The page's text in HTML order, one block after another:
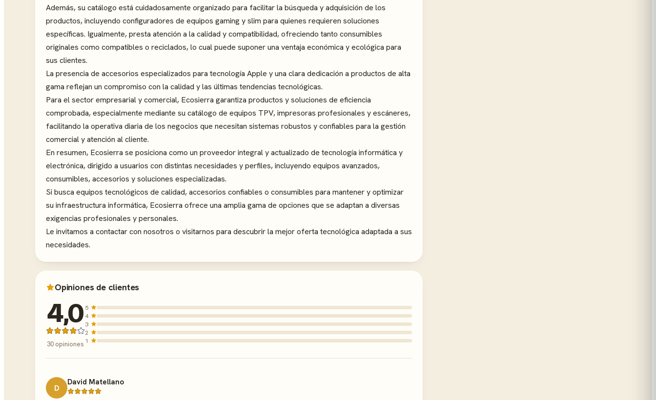
Además, su catálogo está cuidadosamente organizado para facilitar la búsqueda y adquisición de los
productos, incluyendo configuradores de equipos gaming y slim para quienes requieren soluciones
específicas. Igualmente, presta atención a la calidad y compatibilidad, ofreciendo tanto consumibles
originales como compatibles o reciclados, lo cual puede suponer una ventaja económica y ecológica para
sus clientes.
La presencia de accesorios especializados para tecnología Apple y una clara dedicación a productos de alta
gama reflejan un compromiso con la calidad y las últimas tendencias tecnológicas.
Para el sector empresarial y comercial, Ecosierra garantiza productos y soluciones de eficiencia
comprobada, especialmente mediante su catálogo de equipos TPV, impresoras profesionales y escáneres,
facilitando la operativa diaria de los negocios que necesitan sistemas robustos y confiables para la gestión
comercial y atención al cliente.
En resumen, Ecosierra se posiciona como un proveedor integral y actualizado de tecnología informática y
electrónica, dirigido a usuarios con distintas necesidades y perfiles, incluyendo equipos avanzados,
consumibles, accesorios y soluciones especializadas.
Si busca equipos tecnológicos de calidad, accesorios confiables o consumibles para mantener y optimizar
su infraestructura informática, Ecosierra ofrece una amplia gama de opciones que se adaptan a diversas
exigencias profesionales y personales.
Le invitamos a contactar con nosotros o visitarnos para descubrir la mejor oferta tecnológica adaptada a sus
necesidades.
Opiniones de clientes
4,0
30 opiniones
5
4
3
2
1
D
David Matellano